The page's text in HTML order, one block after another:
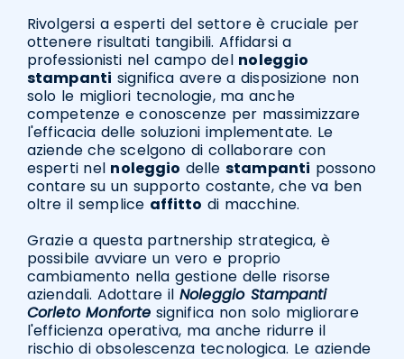
Rivolgersi a esperti del settore è cruciale per
ottenere risultati tangibili. Affidarsi a
professionisti nel campo del noleggio
stampanti significa avere a disposizione non
solo le migliori tecnologie, ma anche
competenze e conoscenze per massimizzare
l'efficacia delle soluzioni implementate. Le
aziende che scelgono di collaborare con
esperti nel noleggio dellestampanti possono
contare su un supporto costante, che va ben
oltre il semplice affitto di macchine.
Grazie a questa partnership strategica, è
possibile avviare un vero e proprio
cambiamento nella gestione delle risorse
aziendali. Adottare ilNoleggio Stampanti
Corleto Monforte significa non solo migliorare
l'efficienza operativa, ma anche ridurre il
rischio di obsolescenza tecnologica. Le aziende